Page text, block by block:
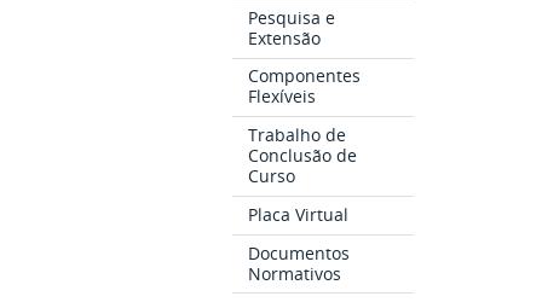
Pesquisa e
Extensão
Componentes
Flexíveis
Trabalho de
Conclusão de
Curso
Placa Virtual
Documentos
Normativos